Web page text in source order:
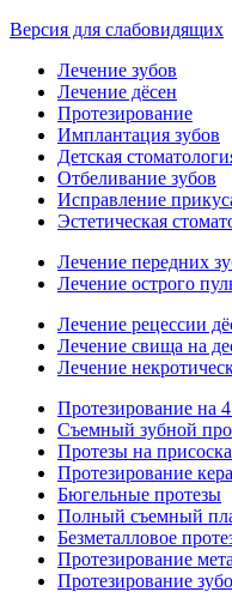
Версия для слабовидящих
Лечение зубов
Лечение дёсен
Протезирование
Имплантация зубов
Детская
Отбеливание зубов
Исправление
Эстетическая
Лечение передних
Лечение острого
Лечение рецессии
Лечение свища на
Лечение
Протезирование на
Съемный зубной
Протезы на
Протезирование
Бюгельные протезы
Полный съемный
Безметалловое
Протезирование
Протезирование